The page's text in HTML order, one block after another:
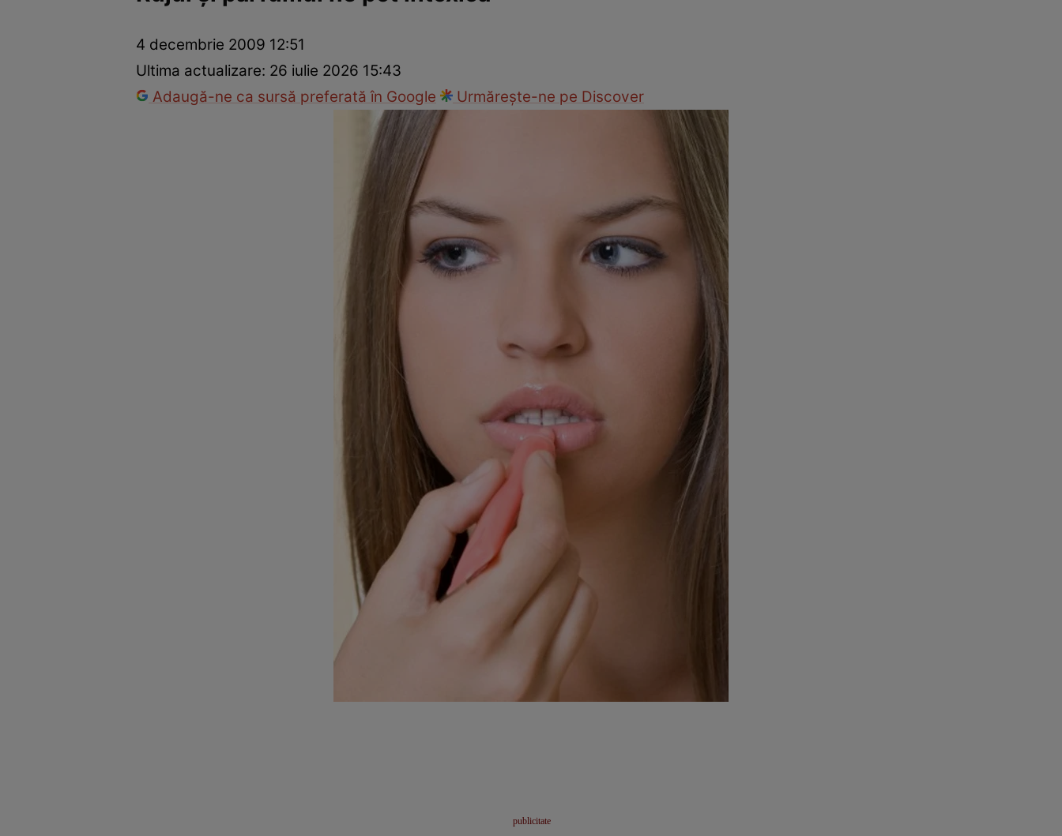
Prevenție și tratament Remedii naturisteMedicii răspund
4 decembrie 2009 12:51
Ultima actualizare: 26 iulie 2026 15:43
Adaugă-ne ca sursă preferată în Google
Urmărește-ne pe Discover